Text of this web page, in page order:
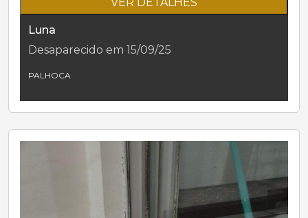
Luna
Desaparecido em 15/09/25
PALHOCA